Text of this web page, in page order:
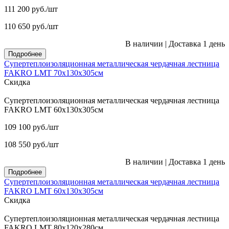
111 200 руб./шт
110 650 руб./шт
В наличии | Доставка 1 день
Подробнее
Супертеплоизоляционная металлическая чердачная лестница
FAKRO LMT 70х130х305см
Скидка
Супертеплоизоляционная металлическая чердачная лестница
FAKRO LMT 60х130х305см
109 100 руб./шт
108 550 руб./шт
В наличии | Доставка 1 день
Подробнее
Супертеплоизоляционная металлическая чердачная лестница
FAKRO LMT 60х130х305см
Скидка
Супертеплоизоляционная металлическая чердачная лестница